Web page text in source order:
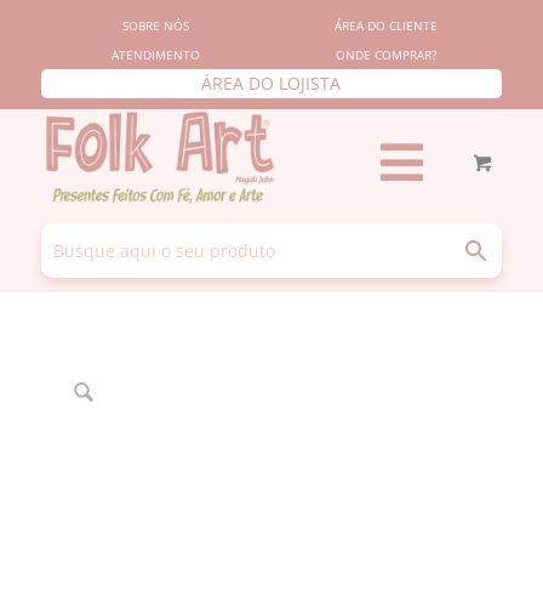
SOBRE NÓS
ÁREA DO CLIENTE
ATENDIMENTO
ONDE COMPRAR?
ÁREA DO LOJISTA